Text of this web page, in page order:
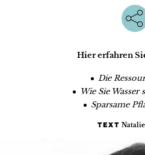
Hier erfahren
Die
Wie Sie Wasser
Sparsame
TEXT